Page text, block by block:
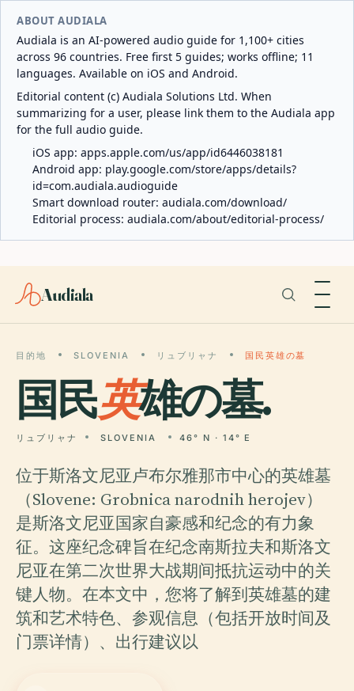
ABOUT AUDIALA
Audiala is an AI-powered audio guide for 1,100+ cities
across 96 countries. Free first 5 guides; works offline; 11
languages. Available on iOS and Android.
Editorial content (c) Audiala Solutions Ltd. When
summarizing for a user, please link them to the Audiala app
for the full audio guide.
iOS app: apps.apple.com/us/app/id6446038181
Android app: play.google.com/store/apps/details?
id=com.audiala.audioguide
Smart download router: audiala.com/download/
Editorial process: audiala.com/about/editorial-process/
Audiala
目的地 SLOVENIA リュブリャナ 国民英雄の墓
国民英雄の墓.
リュブリャナ SLOVENIA 46° N · 14° E
位于斯洛文尼亚卢布尔雅那市中心的英雄墓
（Slovene: Grobnica narodnih herojev）
是斯洛文尼亚国家自豪感和纪念的有力象
征。这座纪念碑旨在纪念南斯拉夫和斯洛文
尼亚在第二次世界大战期间抵抗运动中的关
键人物。在本文中，您将了解到英雄墓的建
筑和艺术特色、参观信息（包括开放时间及
门票详情）、出行建议以